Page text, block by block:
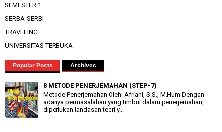
SEMESTER 1
SERBA-SERBI
TRAVELING
UNIVERSITAS TERBUKA
Popular Posts Archives
8 METODE PENERJEMAHAN (STEP-7)
Metode Penerjemahan Oleh: Afriani, S.S., M.Hum Dengan
adanya permasalahan yang timbul dalam penerjemahan,
diperlukan landasan teori y...